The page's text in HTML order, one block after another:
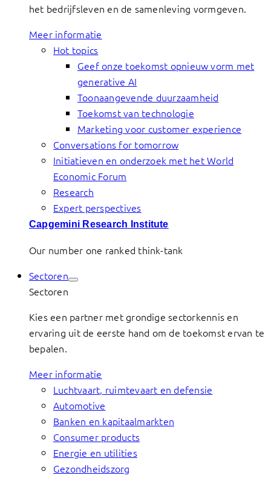
het bedrijfsleven en de samenleving vormgeven.
Meer informatie
Hot topics
Geef onze toekomst opnieuw vorm met
generative AI
Toonaangevende duurzaamheid
Toekomst van technologie
Marketing voor customer experience
Conversations for tomorrow
Initiatieven en onderzoek met het World
Economic Forum
Research
Expert perspectives
Capgemini Research Institute
Our number one ranked think-tank
Sectoren
Sectoren
Kies een partner met grondige sectorkennis en
ervaring uit de eerste hand om de toekomst ervan te
bepalen.
Meer informatie
Luchtvaart, ruimtevaart en defensie
Automotive
Banken en kapitaalmarkten
Consumer products
Energie en utilities
Gezondheidszorg